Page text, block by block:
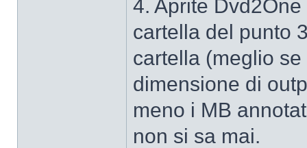
4. Aprite
cartella del punto
cartella (meglio
dimensione di
meno i MB
non si sa mai.